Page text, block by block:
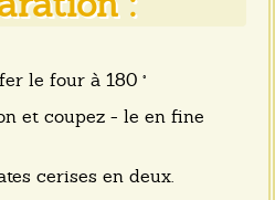
le four à 180 °
et coupez - le en fine
cerises en deux.